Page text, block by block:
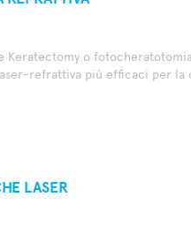
Keratectomy o
refrattiva più efficaci per la
LASER